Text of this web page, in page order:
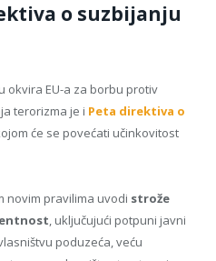
o suzbijanju
okvira EU-a za borbu protiv
terorizma je i Peta direktiva o
će se povećati učinkovitost
novim pravilima uvodi strože
, uključujući potpuni javni
poduzeća, veću